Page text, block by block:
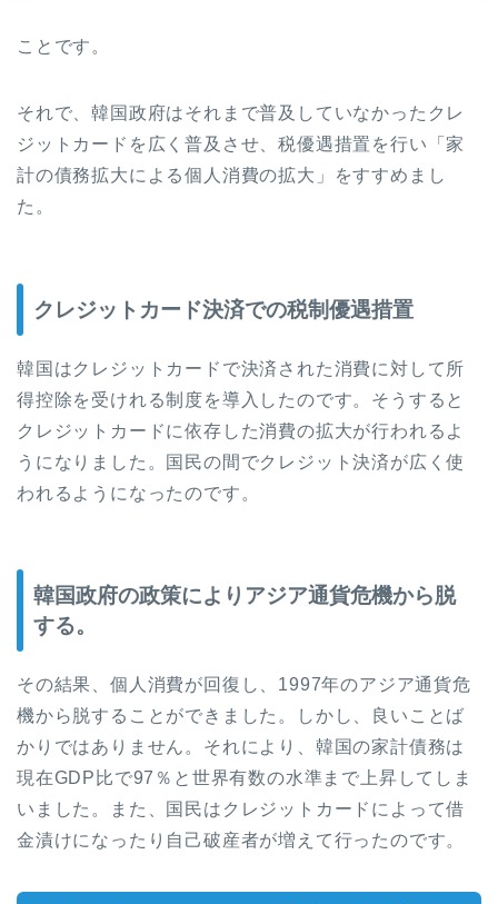
ことです。
それで、韓国政府はそれまで普及していなかったクレ
ジットカードを広く普及させ、税優遇措置を行い「家
計の債務拡大による個人消費の拡大」をすすめまし
た。
クレジットカード決済での税制優遇措置
韓国はクレジットカードで決済された消費に対して所
得控除を受けれる制度を導入したのです。そうすると
クレジットカードに依存した消費の拡大が行われるよ
うになりました。国民の間でクレジット決済が広く使
われるようになったのです。
韓国政府の政策によりアジア通貨危機から脱
する。
その結果、個人消費が回復し、1997年のアジア通貨危
機から脱することができました。しかし、良いことば
かりではありません。それにより、韓国の家計債務は
現在GDP比で97％と世界有数の水準まで上昇してしま
いました。また、国民はクレジットカードによって借
金漬けになったり自己破産者が増えて行ったのです。